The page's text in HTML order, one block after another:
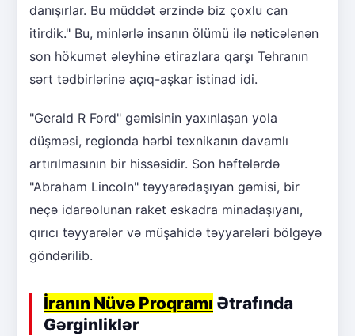
danışırlar. Bu müddət ərzində biz çoxlu can
itirdik." Bu, minlərlə insanın ölümü ilə nəticələnən
son hökumət əleyhinə etirazlara qarşı Tehranın
sərt tədbirlərinə açıq-aşkar istinad idi.
"Gerald R Ford" gəmisinin yaxınlaşan yola
düşməsi, regionda hərbi texnikanın davamlı
artırılmasının bir hissəsidir. Son həftələrdə
"Abraham Lincoln" təyyarədaşıyan gəmisi, bir
neçə idarəolunan raket eskadra minadaşıyanı,
qırıcı təyyarələr və müşahidə təyyarələri bölgəyə
göndərilib.
İranın Nüvə Proqramı Ətrafında
Gərginliklər